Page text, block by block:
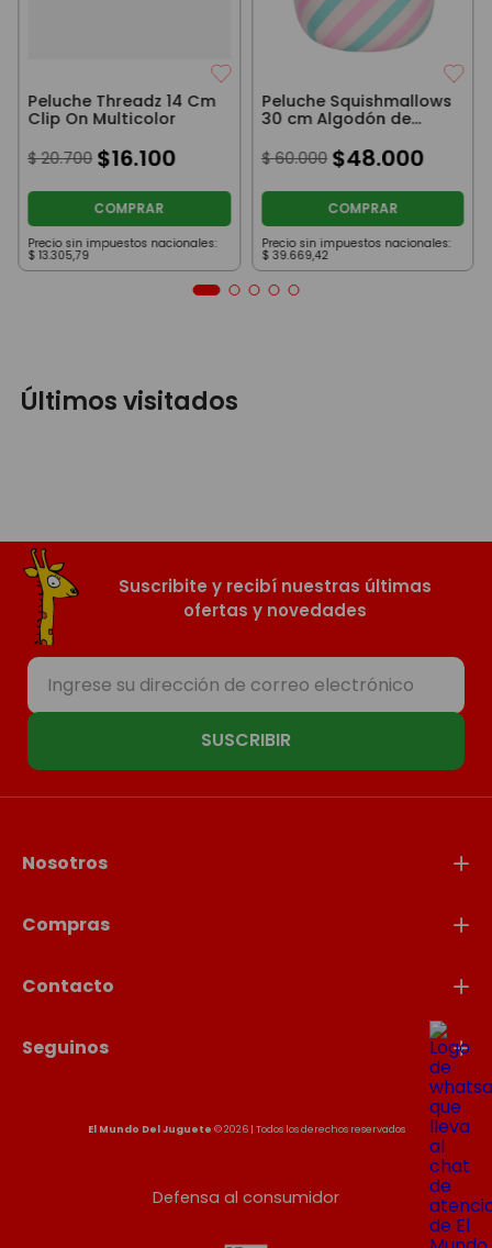
Peluche Threadz 14 Cm
Clip On Multicolor
$ 20.700 $16.100
COMPRAR
Precio sin impuestos nacionales:
$ 13.305,79
Peluche Squishmallows
30 cm Algodón de
$ 60.000 $48.000
COMPRAR
Precio sin impuestos nacionales:
$ 39.669,42
Últimos visitados
Suscribite y recibí nuestras últimas
ofertas y novedades
SUSCRIBIR
Nosotros
Compras
Contacto
Seguinos
El Mundo Del Juguete © 2026 | Todos los derechos reservados
Defensa al consumidor